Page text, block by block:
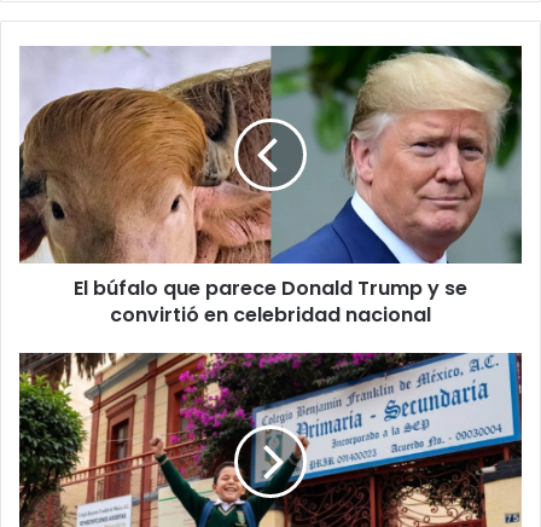
que
parece
Donald
Trump
y
se
convirtió
El búfalo que parece Donald Trump y se
convirtió en celebridad nacional
SEP
anuncia
puente
para
alumnos
en
junio;